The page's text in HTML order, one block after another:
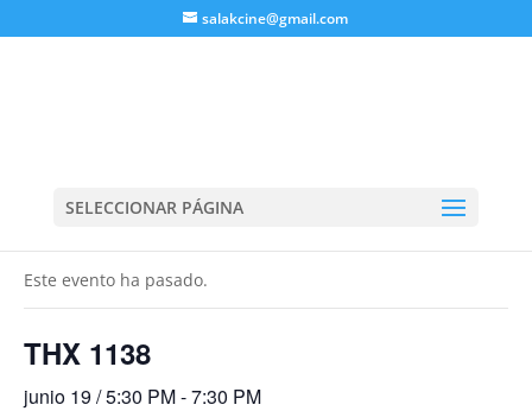
salakcine@gmail.com
SELECCIONAR PÁGINA
« Todos los Eventos
Este evento ha pasado.
THX 1138
junio 19 / 5:30 PM-7:30 PM